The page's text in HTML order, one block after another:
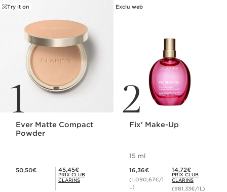
1
Try it on
Ever Matte Compact
Powder
50,50€ Prix Club Clarins 45,45€
45,45€
PRIX CLUB
CLARINS
2
Exclu web
Fix' Make-Up
15 ml
16,36€
(1.090,67€/1
L)
Prix Club Clarins 14,72€
14,72€
PRIX CLUB
CLARINS
(981,33€/1L)